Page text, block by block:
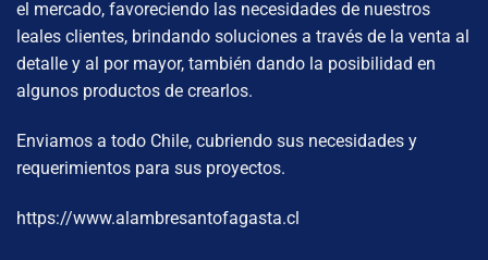
el mercado, favoreciendo las necesidades de nuestros
leales clientes, brindando soluciones a través de la venta al
detalle y al por mayor, también dando la posibilidad en
algunos productos de crearlos.
Enviamos a todo Chile, cubriendo sus necesidades y
requerimientos para sus proyectos.
https://www.alambresantofagasta.cl